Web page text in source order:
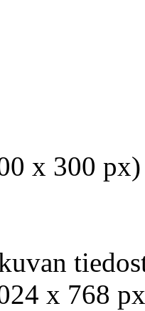
x 300 px)
x 768